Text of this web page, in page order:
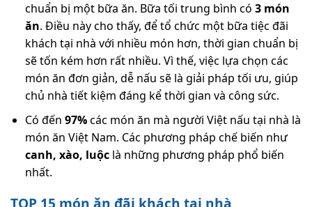
chuẩn bị một bữa ăn. Bữa tối trung bình có 3 món
ăn. Điều này cho thấy, để tổ chức một bữa tiệc đãi
khách tại nhà với nhiều món hơn, thời gian chuẩn bị
sẽ tốn kém hơn rất nhiều. Vì thế, việc lựa chọn các
món ăn đơn giản, dễ nấu sẽ là giải pháp tối ưu, giúp
chủ nhà tiết kiệm đáng kể thời gian và công sức.
Có đến 97%các món ăn mà người Việt nấu tại nhà là
món ăn Việt Nam. Các phương pháp chế biến như
canh, xào, luộclà những phương pháp phổ biến
nhất.